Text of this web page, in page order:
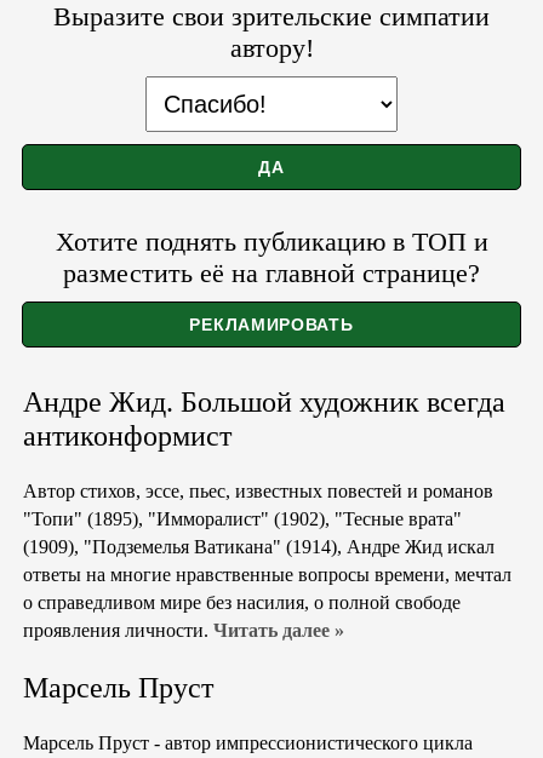
Выразите свои зрительские симпатии
автору!
Хотите поднять публикацию в ТОП и
разместить её на главной странице?
Андре Жид. Большой художник всегда
антиконформист
Автор стихов, эссе, пьес, известных повестей и романов
"Топи" (1895), "Имморалист" (1902), "Тесные врата"
(1909), "Подземелья Ватикана" (1914), Андре Жид искал
ответы на многие нравственные вопросы времени, мечтал
о справедливом мире без насилия, о полной свободе
проявления личности. Читать далее »
Марсель Пруст
Марсель Пруст - автор импрессионистического цикла